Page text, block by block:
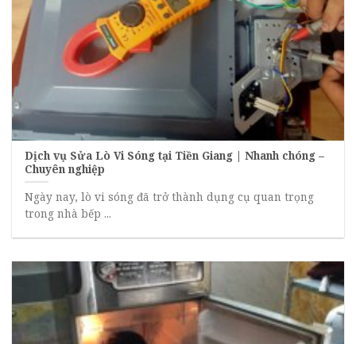
Dịch vụ Sửa Lò Vi Sóng tại Tiền Giang | Nhanh chóng –
Chuyên nghiệp
Ngày nay, lò vi sóng đã trở thành dụng cụ quan trọng
trong nhà bếp ...